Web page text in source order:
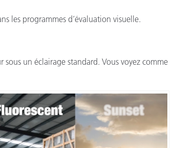
les programmes d’évaluation visuelle.
un éclairage standard. Vous voyez comme